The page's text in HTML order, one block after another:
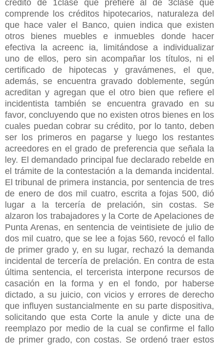
crédito de 1clase que prefiere al de 3clase que
comprende los créditos hipotecarios, naturaleza del
que hace valer el Banco, quien indica que existen
otros bienes muebles e inmuebles donde hacer
efectiva la acreenc ia, limitándose a individualizar
uno de ellos, pero sin acompañar los títulos, ni el
certificado de hipotecas y gravámenes, el que,
además, se encuentra gravado doblemente, según
acreditan y agregan que el otro bien que refiere el
incidentista también se encuentra gravado en su
favor, concluyendo que no existen otros bienes en los
cuales puedan cobrar su crédito, por lo tanto, deben
ser los primeros en pagarse y luego los restantes
acreedores en el grado de preferencia que señala la
ley. El demandado principal fue declarado rebelde en
el trámite de la contestación a la demanda incidental.
El tribunal de primera instancia, por sentencia de tres
de enero de dos mil cuatro, escrita a fojas 500, dió
lugar a la tercería de prelación, sin costas. Se
alzaron los trabajadores y la Corte de Apelaciones de
Punta Arenas, en sentencia de veintisiete de julio de
dos mil cuatro, que se lee a fojas 560, revocó el fallo
de primer grado y, en su lugar, rechazó la demanda
incidental de tercería de prelación. En contra de esta
última sentencia, el tercerista interpone recursos de
casación en la forma y en el fondo, por haberse
dictado, a su juicio, con vicios y errores de derecho
que influyen sustancialmente en su parte dispositiva,
solicitando que esta Corte la anule y dicte una de
reemplazo por medio de la cual se confirme el fallo
de primer grado, con costas. Se ordenó traer estos